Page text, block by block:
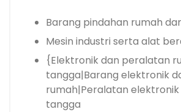
Barang pindahan rumah
Mesin industri serta alat
{Elektronik dan peralatan
tangga|Barang elektronik
rumah|Peralatan
tangga